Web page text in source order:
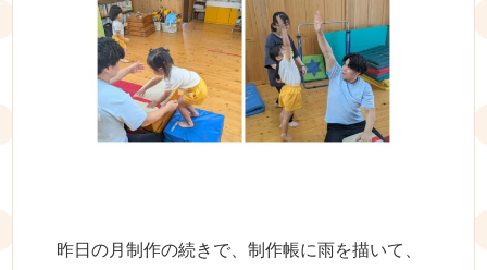
昨日の月制作の続きで、制作帳に雨を描いて、